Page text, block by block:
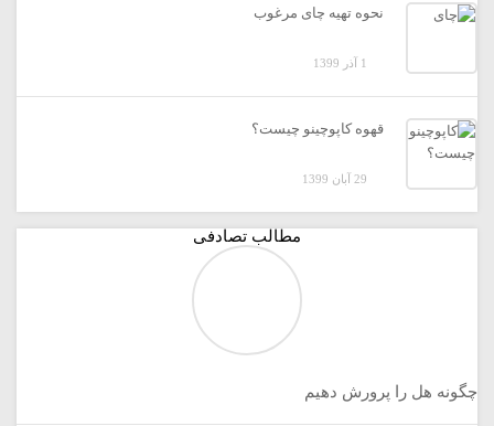
نحوه تهیه چای مرغوب
1 آذر 1399
قهوه کاپوچینو چیست؟
29 آبان 1399
مطالب تصادفی
چگونه هل را پرورش دهیم